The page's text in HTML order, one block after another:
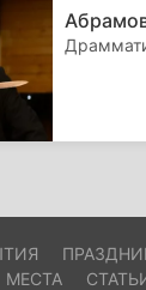
МЕСТА